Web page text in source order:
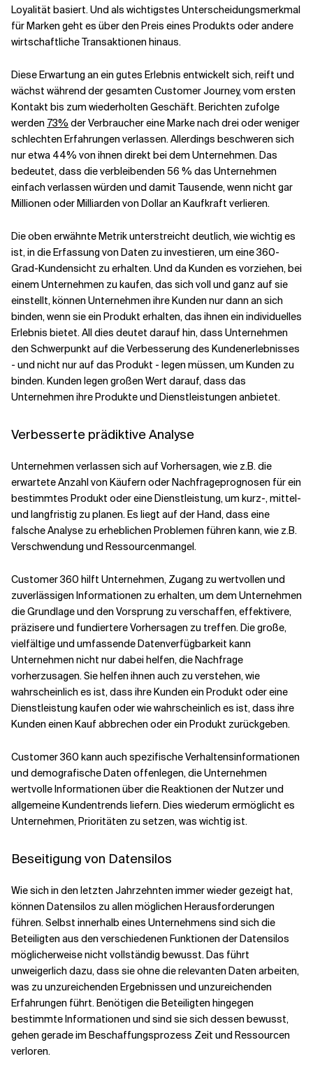
Loyalität basiert. Und als wichtigstes Unterscheidungsmerkmal
für Marken geht es über den Preis eines Produkts oder andere
wirtschaftliche Transaktionen hinaus.
Diese Erwartung an ein gutes Erlebnis entwickelt sich, reift und
wächst während der gesamten Customer Journey, vom ersten
Kontakt bis zum wiederholten Geschäft. Berichten zufolge
werden 73% der Verbraucher eine Marke nach drei oder weniger
schlechten Erfahrungen verlassen. Allerdings beschweren sich
nur etwa 44% von ihnen direkt bei dem Unternehmen. Das
bedeutet, dass die verbleibenden 56 % das Unternehmen
einfach verlassen würden und damit Tausende, wenn nicht gar
Millionen oder Milliarden von Dollar an Kaufkraft verlieren.
Die oben erwähnte Metrik unterstreicht deutlich, wie wichtig es
ist, in die Erfassung von Daten zu investieren, um eine 360-
Grad-Kundensicht zu erhalten. Und da Kunden es vorziehen, bei
einem Unternehmen zu kaufen, das sich voll und ganz auf sie
einstellt, können Unternehmen ihre Kunden nur dann an sich
binden, wenn sie ein Produkt erhalten, das ihnen ein individuelles
Erlebnis bietet. All dies deutet darauf hin, dass Unternehmen
den Schwerpunkt auf die Verbesserung des Kundenerlebnisses
- und nicht nur auf das Produkt - legen müssen, um Kunden zu
binden. Kunden legen großen Wert darauf, dass das
Unternehmen ihre Produkte und Dienstleistungen anbietet.
Verbesserte prädiktive Analyse
Unternehmen verlassen sich auf Vorhersagen, wie z.B. die
erwartete Anzahl von Käufern oder Nachfrageprognosen für ein
bestimmtes Produkt oder eine Dienstleistung, um kurz-, mittel-
und langfristig zu planen. Es liegt auf der Hand, dass eine
falsche Analyse zu erheblichen Problemen führen kann, wie z.B.
Verschwendung und Ressourcenmangel.
Customer 360 hilft Unternehmen, Zugang zu wertvollen und
zuverlässigen Informationen zu erhalten, um dem Unternehmen
die Grundlage und den Vorsprung zu verschaffen, effektivere,
präzisere und fundiertere Vorhersagen zu treffen. Die große,
vielfältige und umfassende Datenverfügbarkeit kann
Unternehmen nicht nur dabei helfen, die Nachfrage
vorherzusagen. Sie helfen ihnen auch zu verstehen, wie
wahrscheinlich es ist, dass ihre Kunden ein Produkt oder eine
Dienstleistung kaufen oder wie wahrscheinlich es ist, dass ihre
Kunden einen Kauf abbrechen oder ein Produkt zurückgeben.
Customer 360 kann auch spezifische Verhaltensinformationen
und demografische Daten offenlegen, die Unternehmen
wertvolle Informationen über die Reaktionen der Nutzer und
allgemeine Kundentrends liefern. Dies wiederum ermöglicht es
Unternehmen, Prioritäten zu setzen, was wichtig ist.
Beseitigung von Datensilos
Wie sich in den letzten Jahrzehnten immer wieder gezeigt hat,
können Datensilos zu allen möglichen Herausforderungen
führen. Selbst innerhalb eines Unternehmens sind sich die
Beteiligten aus den verschiedenen Funktionen der Datensilos
möglicherweise nicht vollständig bewusst. Das führt
unweigerlich dazu, dass sie ohne die relevanten Daten arbeiten,
was zu unzureichenden Ergebnissen und unzureichenden
Erfahrungen führt. Benötigen die Beteiligten hingegen
bestimmte Informationen und sind sie sich dessen bewusst,
gehen gerade im Beschaffungsprozess Zeit und Ressourcen
verloren.